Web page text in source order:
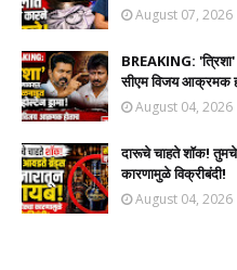
August 07, 2026
BREAKING: 'त्रिशा'
सीएम विजय आक्रमक
August 04, 2026
दारूचे चाहते शॉक!
कारणामुळे विक्रीबंदी!
August 04, 2026